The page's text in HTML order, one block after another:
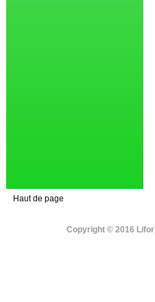
Haut de page
Copyright © 2016 Lifor